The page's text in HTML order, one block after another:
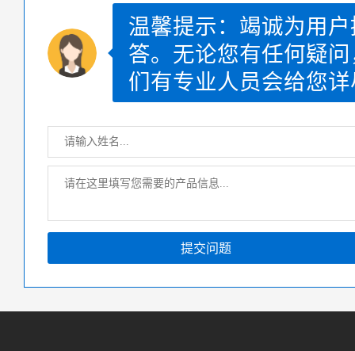
温馨提示：竭诚为用
答。无论您有任何疑
们有专业人员会给您
提交问题